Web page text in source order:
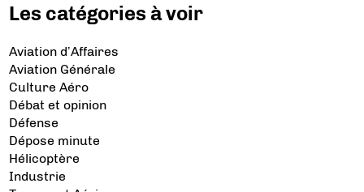
Les catégories à voir
Aviation d’Affaires
Aviation Générale
Culture Aéro
Débat et opinion
Défense
Dépose minute
Hélicoptère
Industrie